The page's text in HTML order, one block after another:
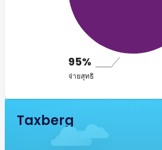
95%
จ่ายสุทธิ
Taxberg